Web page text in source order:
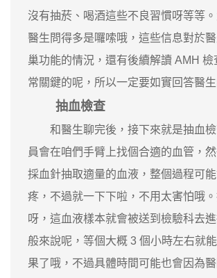
沒有抽菸、喝酒這些不良習慣呀等等
醫生問得多是囉嗦哦，這些信息對於
巢功能的情況，還有後續解讀 AMH
常關鍵的呢，所以一定要如實回答醫生
抽血檢查
和醫生聊完後，接下來就是抽血檢
員會在咱們手臂上找個合適的血管，
採血針抽取適量的血液，整個過程可
疼，不過就一下下啦，不用太害怕哦
呀，這血液樣本就會被送到檢驗科去
般來說呢，等個大概 3 個小時左右就
果了哦，不過具體時間可能也會因為